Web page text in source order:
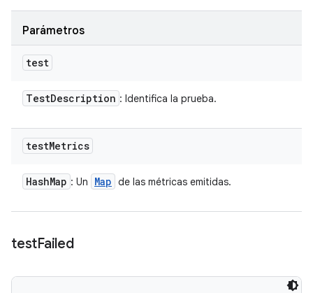
Parámetros
test
TestDescription : Identifica la prueba.
testMetrics
HashMap : Un Map de las métricas emitidas.
testFailed